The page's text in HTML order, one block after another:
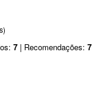
7 | Recomendações: 7